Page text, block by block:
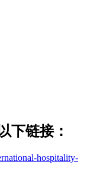
下链接：
hospitality-